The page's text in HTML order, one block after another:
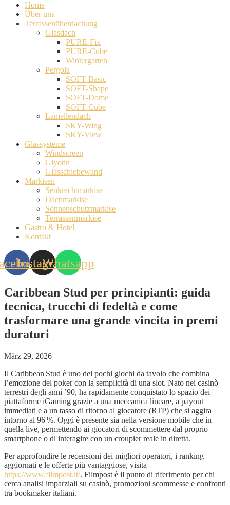
Home
Über uns
Terrassenüberdachung
Glasdach
PURE-Fix
PURE-Cube
Wintergarten
Pergola
SOFT-Basic
SOFT-Shape
SOFT-Dome
SOFT-Cube
Lamellendach
SKY-Wing
SKY-View
Glassysteme
Windscreen
Giyotin
Glasschiebewand
Markisen
Senkrechtmarkise
Dachmarkise
Sonnenschutzmarkise
Terrassenmarkise
Gastro & Hotel
Kontakt
InstagramWhatsapp
Caribbean Stud per principianti: guida
tecnica, trucchi di fedeltà e come
trasformare una grande vincita in premi
duraturi
März 29, 2026
Il Caribbean Stud è uno dei pochi giochi da tavolo che combina
l’emozione del poker con la semplicità di una slot. Nato nei casinò
terrestri degli anni ’90, ha rapidamente conquistato lo spazio dei
piattaforme iGaming grazie a una meccanica lineare, a payout
immediati e a un tasso di ritorno al giocatore (RTP) che si aggira
intorno al 96 %. Oggi è presente sia nella versione mobile che in
quella live, permettendo ai giocatori di scommettere dal proprio
smartphone o di interagire con un croupier reale in diretta.
Per approfondire le recensioni dei migliori operatori, i ranking
aggiornati e le offerte più vantaggiose, visita
https://www.filmpost.it/. Filmpost è il punto di riferimento per chi
cerca analisi imparziali su casinò, promozioni scommesse e confronti
tra bookmaker italiani.